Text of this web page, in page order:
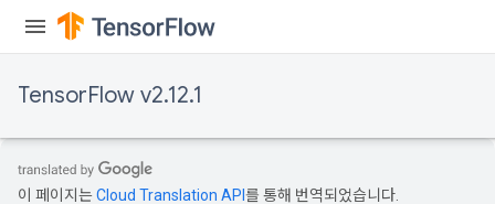
TensorFlow v2.12.1
이 페이지는Cloud Translation API 를 통해 번역되었습니다.